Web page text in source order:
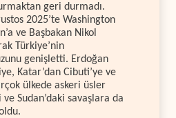
geri durmadı.
2025’te Washington
ve Başbakan Nikol
Türkiye’nin
genişletti. Erdoğan
Katar’dan Cibuti’ye ve
ülkede askeri üsler
Sudan’daki savaşlara da